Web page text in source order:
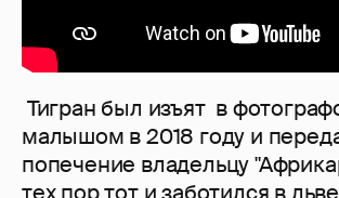
Тигран был изъят в
малышом в 2018 году и
попечение владельцу